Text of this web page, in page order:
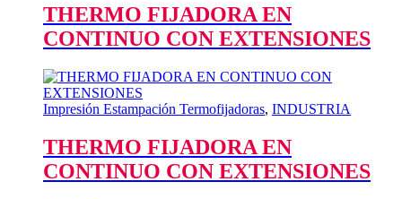
THERMO FIJADORA EN
CONTINUO CON EXTENSIONES
Impresión Estampación Termofijadoras, INDUSTRIA
THERMO FIJADORA EN
CONTINUO CON EXTENSIONES